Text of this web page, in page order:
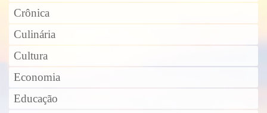
Crônica
Culinária
Cultura
Economia
Educação